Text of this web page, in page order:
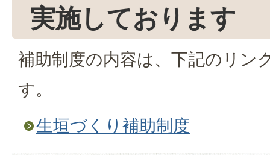
実施しております
補助制度の内容は、下記のリン
す。
生垣づくり補助制度